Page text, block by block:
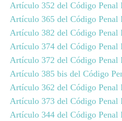
Artículo 352 del Código Penal
Artículo 365 del Código Penal
Artículo 382 del Código Penal
Artículo 374 del Código Penal
Artículo 372 del Código Penal
Artículo 385 bis del Código
Artículo 362 del Código Penal
Artículo 373 del Código Penal
Artículo 344 del Código Penal